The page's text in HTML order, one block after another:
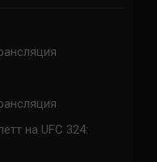
на UFC 324: